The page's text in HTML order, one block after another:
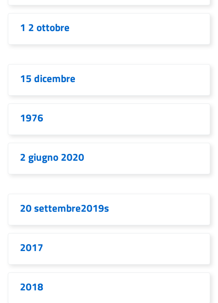
1 2 ottobre
15 dicembre
1976
2 giugno 2020
20 settembre2019s
2017
2018